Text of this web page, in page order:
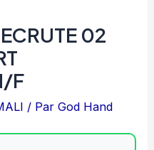
02
F
/ ParGod Hand